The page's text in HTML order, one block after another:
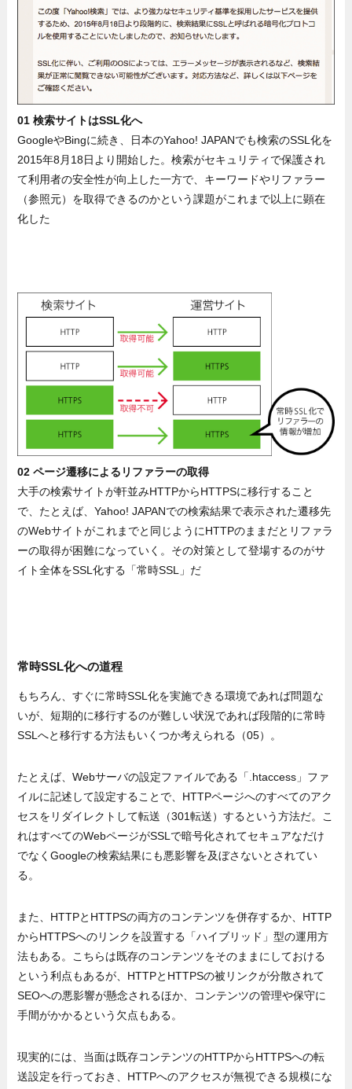
01 検索サイトはSSL化へ
GoogleやBingに続き、日本のYahoo! JAPANでも検索のSSL化を
2015年8月18日より開始した。検索がセキュリティで保護され
て利用者の安全性が向上した一方で、キーワードやリファラー
（参照元）を取得できるのかという課題がこれまで以上に顕在
化した
02 ページ遷移によるリファラーの取得
大手の検索サイトが軒並みHTTPからHTTPSに移行すること
で、たとえば、Yahoo! JAPANでの検索結果で表示された遷移先
のWebサイトがこれまでと同じようにHTTPのままだとリファラ
ーの取得が困難になっていく。その対策として登場するのがサ
イト全体をSSL化する「常時SSL」だ
常時SSL化への道程
もちろん、すぐに常時SSL化を実施できる環境であれば問題な
いが、短期的に移行するのが難しい状況であれば段階的に常時
SSLへと移行する方法もいくつか考えられる（05）。
たとえば、Webサーバの設定ファイルである「.htaccess」ファ
イルに記述して設定することで、HTTPページへのすべてのアク
セスをリダイレクトして転送（301転送）するという方法だ。こ
れはすべてのWebページがSSLで暗号化されてセキュアなだけ
でなくGoogleの検索結果にも悪影響を及ぼさないとされてい
る。
また、HTTPとHTTPSの両方のコンテンツを併存するか、HTTP
からHTTPSへのリンクを設置する「ハイブリッド」型の運用方
法もある。こちらは既存のコンテンツをそのままにしておける
という利点もあるが、HTTPとHTTPSの被リンクが分散されて
SEOへの悪影響が懸念されるほか、コンテンツの管理や保守に
手間がかかるという欠点もある。
現実的には、当面は既存コンテンツのHTTPからHTTPSへの転
送設定を行っておき、HTTPへのアクセスが無視できる規模にな